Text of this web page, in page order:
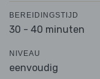
BEREIDINGSTIJD
30 - 40 minuten
NIVEAU
eenvoudig